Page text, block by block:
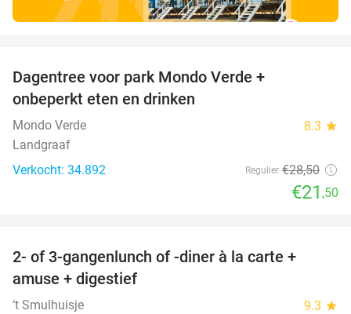
Dagentree voor park Mondo Verde +
onbeperkt eten en drinken
Mondo Verde 8.3 star
Landgraaf
Verkocht: 34.892
Regulier €28,50
€21 ,50
2- of 3-gangenlunch of -diner à la carte +
amuse + digestief
‘t Smulhuisje 9.3 star